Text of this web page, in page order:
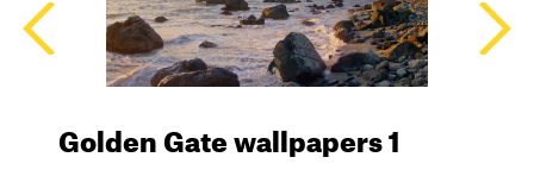
Golden Gate wallpapers 1